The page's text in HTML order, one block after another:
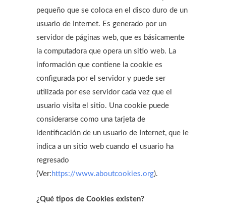
pequeño que se coloca en el disco duro de un
usuario de Internet. Es generado por un
servidor de páginas web, que es básicamente
la computadora que opera un sitio web. La
información que contiene la cookie es
configurada por el servidor y puede ser
utilizada por ese servidor cada vez que el
usuario visita el sitio. Una cookie puede
considerarse como una tarjeta de
identificación de un usuario de Internet, que le
indica a un sitio web cuando el usuario ha
regresado
(Ver: https://www.aboutcookies.org).
¿Qué tipos de Cookies existen?